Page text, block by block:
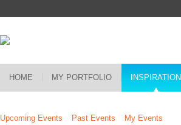
HOME MY PORTFOLIO INSPIRATION
Upcoming Events Past Events My Events